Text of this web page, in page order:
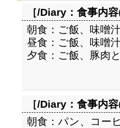
［/Diary： 食事内
朝食：ご飯、味噌
昼食：ご飯、味噌
夕食：ご飯、豚肉
［/Diary： 食事内
朝食：パン、コー